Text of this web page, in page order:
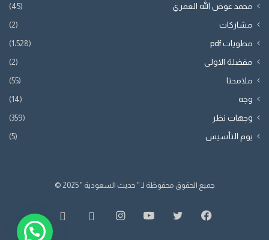
محمد عوض الله العمري (45)
مشاركات (2)
مطويات pdf (1٬528)
مفضلة الاولى (2)
ملامحنا (55)
وجه (14)
وجهات نظر (359)
يوم التأسيس (5)
جميع الحقوق محفوظة لـ " حديث السعودية " 2025 ©
فيسبوكتويتر يوتيوبانستقرامSnapChat
whatsapp